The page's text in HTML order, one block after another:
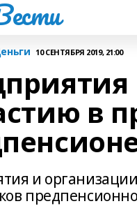
10 СЕНТЯБРЯ 2019, 21:00
в
и